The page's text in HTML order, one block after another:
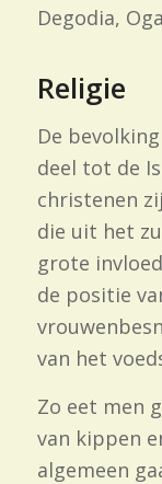
Degodia,
Religie
De
deel tot de
christenen
die uit het
grote
de positie
van het
Zo eet men
van kippen
algemeen